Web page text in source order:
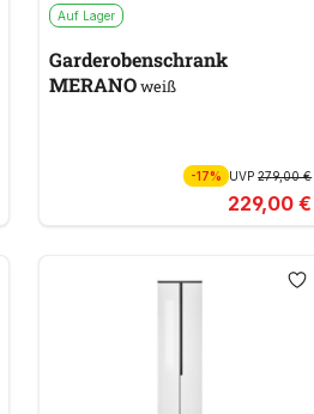
Auf Lager
Garderobenschrank
MERANOweiß
-17% UVP279,00 €
229,00 €